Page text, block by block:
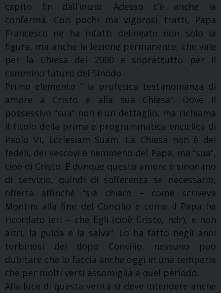
capito fin dall’inizio. Adesso c’è anche la
conferma. Con pochi ma vigorosi tratti, Papa
Francesco ne ha infatti delineato non solo la
figura, ma anche la lezione permanente, che vale
per la Chiesa del 2000 e soprattutto per il
cammino futuro del Sinodo.
Primo elemento “ la profetica testimonianza di
amore a Cristo e alla sua Chiesa”. Dove il
possessivo “sua” non è un dettaglio, ma richiama
il titolo della prima e programmatica enciclica di
Paolo VI, Ecclesiam Suam. La Chiesa non è dei
fedeli, dei vescovi e nemmeno del Papa, ma “sua”,
cioè di Cristo. E dunque questo amore è sinonimo
di servizio, quindi di sofferenza se necessario,
offerta affinché “sia chiaro – come scriveva
Montini alla fine del Concilio e come il Papa ha
ricordato ieri – che Egli (cioè Cristo, ndr), e non
altri, la guida e la salva”. Lo ha fatto negli anni
turbinosi del dopo Concilio, nessuno può
dubitare che lo faccia anche oggi in una temperie
che per molti versi assomiglia a quel periodo.
Alla luce di questa verità si deve intendere anche